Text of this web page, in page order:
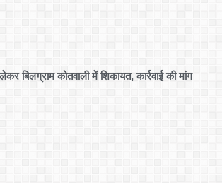
बिलग्राम कोतवाली में शिकायत, कार्रवाई की मांग